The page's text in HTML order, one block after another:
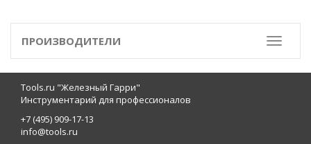
Toggle
ПРОИЗВОДИТЕЛИ
Tools.ru "Железный Гарри"
Инструментарий для профессионалов
+7 (495) 909-17-13
info@tools.ru